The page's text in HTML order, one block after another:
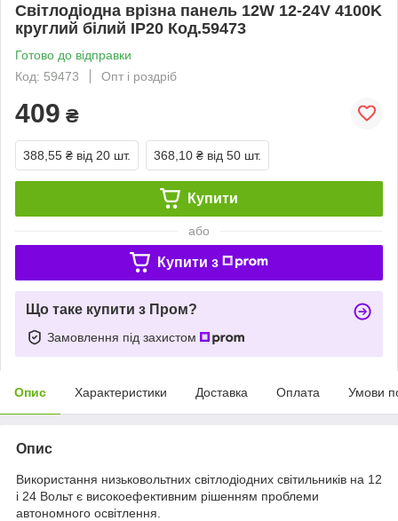
Світлодіодна врізна панель 12W 12-24V 4100K
круглий білий IP20 Код.59473
Готово до відправки
Код: 59473
Опт і роздріб
409 ₴
388,55 ₴ від 20 шт. 368,10 ₴ від 50 шт.
Купити
або
Купити з
Що таке купити з Пром?
Замовлення під захистом
Опис Характеристики Доставка Оплата Умови
Опис
Використання низьковольтних світлодіодних світильників на 12
і 24 Вольт є високоефективним рішенням проблеми
автономного освітлення.